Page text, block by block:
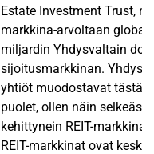
Estate Investment Trust,
markkina-arvoltaan
miljardin Yhdysvaltain
sijoitusmarkkinan.
yhtiöt muodostavat tästä
puolet, ollen näin selkeästi
kehittynein REIT-markkina.
REIT-markkinat ovat